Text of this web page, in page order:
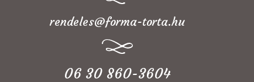
rendeles@forma-torta.hu
06 30 860-3604